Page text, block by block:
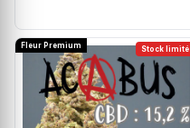
Stock limité
Fleur Premium